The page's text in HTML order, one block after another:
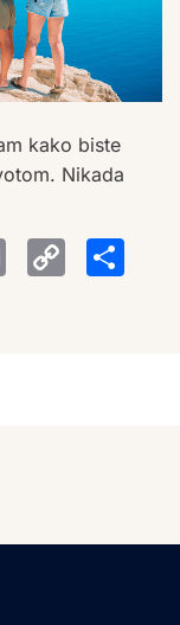
kako biste
Nikada
Email